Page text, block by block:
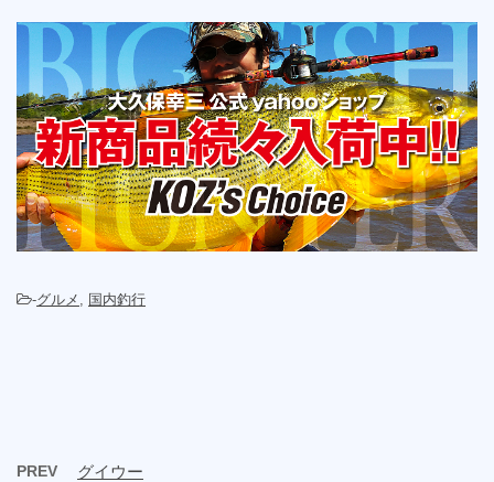
-グルメ 国内釣行
PREV グイウー